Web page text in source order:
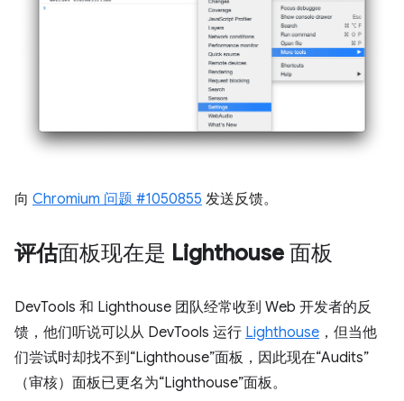
向 Chromium 问题 #1050855 发送反馈。
评估面板现在是 Lighthouse 面板
DevTools 和 Lighthouse 团队经常收到 Web 开发者的反
馈，他们听说可以从 DevTools 运行 Lighthouse ，但当他
们尝试时却找不到“Lighthouse”面板，因此现在“Audits”
（审核）面板已更名为“Lighthouse”面板。